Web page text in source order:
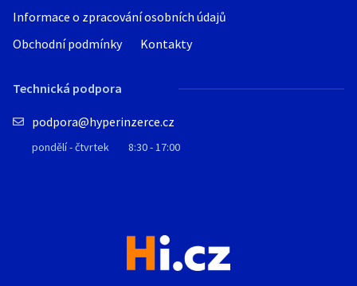
Informace o zpracování osobních údajů
Obchodní podmínky
Kontakty
Technická podpora
podpora@hyperinzerce.cz
pondělí - čtvrtek 8:30 - 17:00